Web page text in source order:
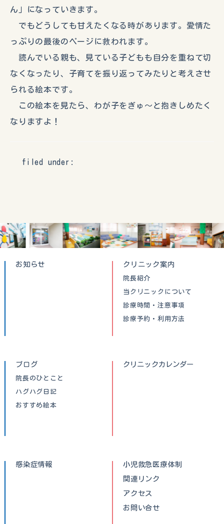
ん」になっていきます。
でもどうしても甘えたくなる時があります。愛情た
っぷりの最後のページに救われます。
読んでいる親も、見ている子どもも自分を重ねて切
なくなったり、子育てを振り返ってみたりと考えさせ
られる絵本です。
この絵本を見たら、わが子をぎゅ～と抱きしめたく
なりますよ！
filed under:
お知らせ クリニック案内
院長紹介
当クリニックについて
診療時間・注意事項
診療予約・利用方法
ブログ
院長のひとこと
ハグハグ日記
おすすめ絵本
クリニックカレンダー
感染症情報
小児救急医療体制
関連リンク
アクセス
お問い合せ